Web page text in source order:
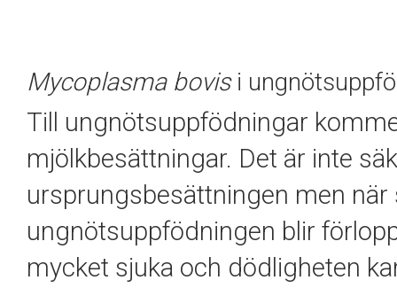
Mycoplasma bovisi
Till ungnötsuppfödningar
mjölkbesättningar. Det är inte
ursprungsbesättningen men
ungnötsuppfödningen blir
mycket sjuka och dödligheten